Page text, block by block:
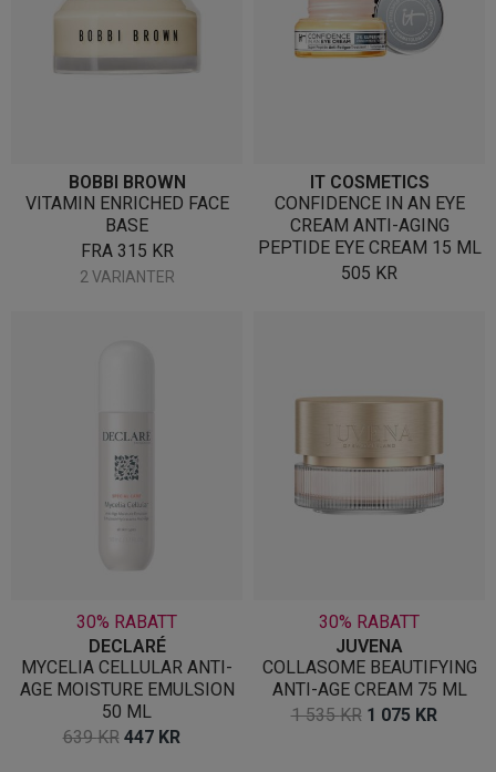
BOBBI BROWN
VITAMIN ENRICHED FACE
BASE
FRA 315 KR
2 VARIANTER
IT COSMETICS
CONFIDENCE IN AN EYE
CREAM ANTI-AGING
PEPTIDE EYE CREAM 15 ML
505 KR
30% RABATT
DECLARÉ
MYCELIA CELLULAR ANTI-
AGE MOISTURE EMULSION
50 ML
639KR OPPRINNELIG
447 KR
30% RABATT
JUVENA
COLLASOME BEAUTIFYING
ANTI-AGE CREAM 75 ML
1 535KR OPPRINNELIG
1 075 KR